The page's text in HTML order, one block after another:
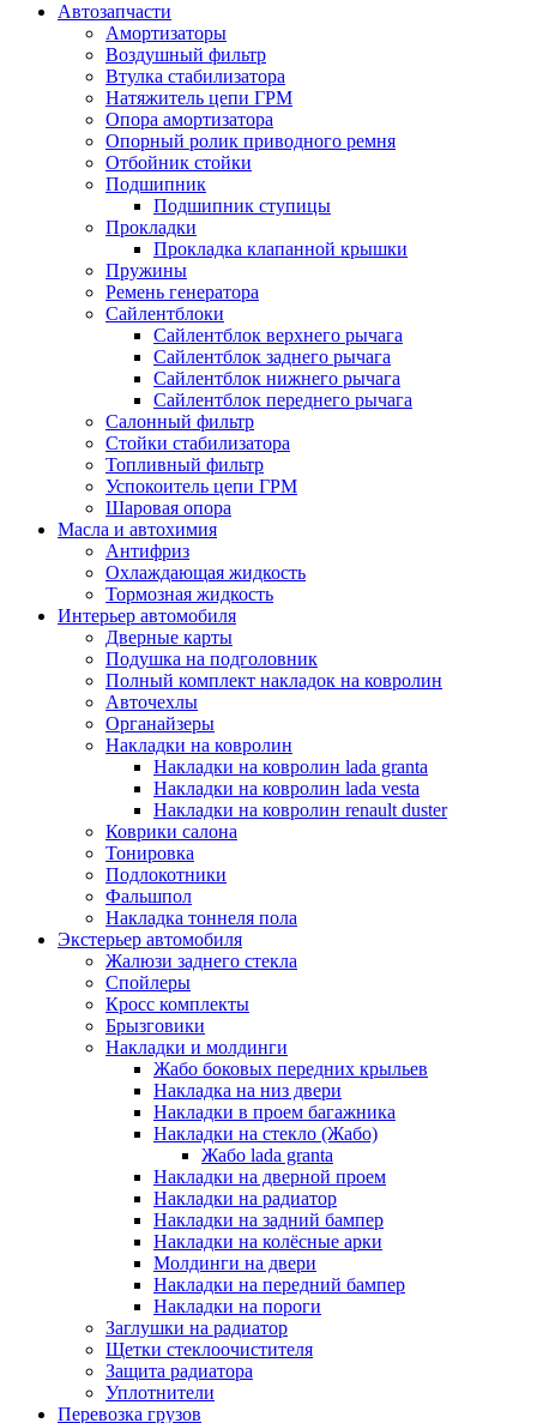
Автозапчасти
Амортизаторы
Воздушный фильтр
Втулка стабилизатора
Натяжитель цепи ГРМ
Опора амортизатора
Опорный ролик приводного ремня
Отбойник стойки
Подшипник
Подшипник ступицы
Прокладки
Прокладка клапанной крышки
Пружины
Ремень генератора
Сайлентблоки
Сайлентблок верхнего рычага
Сайлентблок заднего рычага
Сайлентблок нижнего рычага
Сайлентблок переднего рычага
Салонный фильтр
Стойки стабилизатора
Топливный фильтр
Успокоитель цепи ГРМ
Шаровая опора
Масла и автохимия
Антифриз
Охлаждающая жидкость
Тормозная жидкость
Интерьер автомобиля
Дверные карты
Подушка на подголовник
Полный комплект накладок на ковролин
Авточехлы
Органайзеры
Накладки на ковролин
Накладки на ковролин lada granta
Накладки на ковролин lada vesta
Накладки на ковролин renault duster
Коврики салона
Тонировка
Подлокотники
Фальшпол
Накладка тоннеля пола
Экстерьер автомобиля
Жалюзи заднего стекла
Спойлеры
Кросс комплекты
Брызговики
Накладки и молдинги
Жабо боковых передних крыльев
Накладка на низ двери
Накладки в проем багажника
Накладки на стекло (Жабо)
Жабо lada granta
Накладки на дверной проем
Накладки на радиатор
Накладки на задний бампер
Накладки на колёсные арки
Молдинги на двери
Накладки на передний бампер
Накладки на пороги
Заглушки на радиатор
Щетки стеклоочистителя
Защита радиатора
Уплотнители
Перевозка грузов